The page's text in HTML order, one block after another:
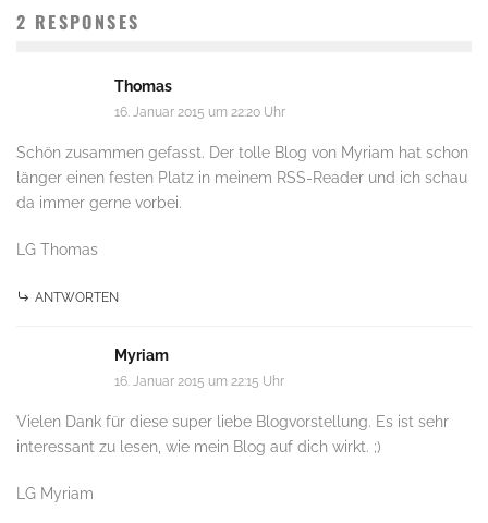
2 RESPONSES
Thomas
16. Januar 2015 um 22:20 Uhr
Schön zusammen gefasst. Der tolle Blog von Myriam hat schon
länger einen festen Platz in meinem RSS-Reader und ich schau
da immer gerne vorbei.
LG Thomas
ANTWORTEN
Myriam
16. Januar 2015 um 22:15 Uhr
Vielen Dank für diese super liebe Blogvorstellung. Es ist sehr
interessant zu lesen, wie mein Blog auf dich wirkt. ;)
LG Myriam